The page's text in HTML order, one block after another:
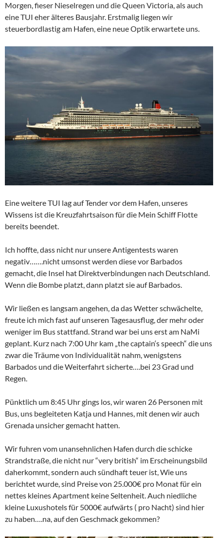
Morgen, fieser Nieselregen und die Queen Victoria, als auch
eine TUI eher älteres Bausjahr. Erstmalig liegen wir
steuerbordlastig am Hafen, eine neue Optik erwartete uns.
Eine weitere TUI lag auf Tender vor dem Hafen, unseres
Wissens ist die Kreuzfahrtsaison für die Mein Schiff Flotte
bereits beendet.
Ich hoffte, dass nicht nur unsere Antigentests waren
negativ…….nicht umsonst werden diese vor Barbados
gemacht, die Insel hat Direktverbindungen nach Deutschland.
Wenn die Bombe platzt, dann platzt sie auf Barbados.
Wir ließen es langsam angehen, da das Wetter schwächelte,
freute ich mich fast auf unseren Tagesausflug, der mehr oder
weniger im Bus stattfand. Strand war bei uns erst am NaMi
geplant. Kurz nach 7:00 Uhr kam „the captain‘s speech“ die uns
zwar die Träume von Individualität nahm, wenigstens
Barbados und die Weiterfahrt sicherte….bei 23 Grad und
Regen.
Pünktlich um 8:45 Uhr gings los, wir waren 26 Personen mit
Bus, uns begleiteten Katja und Hannes, mit denen wir auch
Grenada unsicher gemacht hatten.
Wir fuhren vom unansehnlichen Hafen durch die schicke
Strandstraße, die nicht nur “very british“ im Erscheinungsbild
daherkommt, sondern auch sündhaft teuer ist, Wie uns
berichtet wurde, sind Preise von 25.000€ pro Monat für ein
nettes kleines Apartment keine Seltenheit. Auch niedliche
kleine Luxushotels für 5000€ aufwärts ( pro Nacht) sind hier
zu haben….na, auf den Geschmack gekommen?